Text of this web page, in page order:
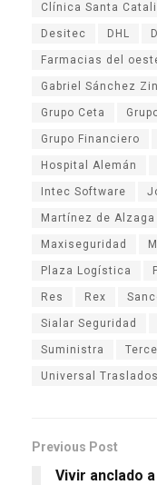
Clínica Santa
Desitec DHL
Farmacias del
Gabriel Sánchez
Grupo Ceta
Grupo Financiero
Hospital Alemán
Intec Software
Martínez de Alzaga
Maxiseguridad
Plaza Logística
Res Rex
Sialar Seguridad
Suministra
Universal Traslados
Previous Post
Vivir anclado a